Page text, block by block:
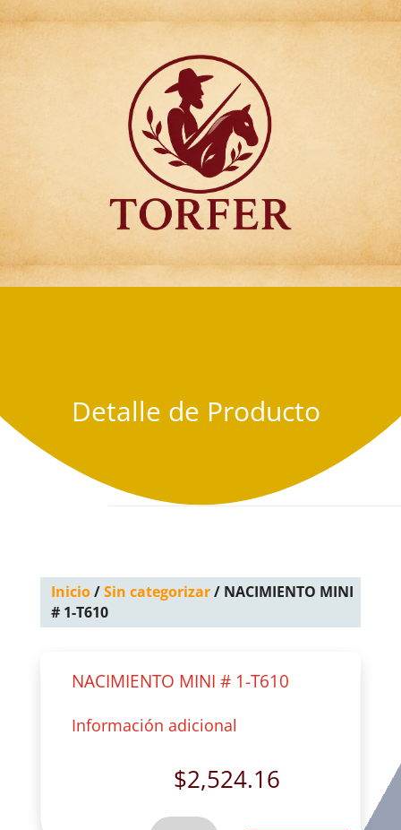
Articulos para
Regalo Torfer.
Detalle de Producto
Inicio/Sin categorizar/ NACIMIENTO MINI
# 1-T610
NACIMIENTO MINI # 1-T610
Información adicional
$2,524.16
NACIMIENTO